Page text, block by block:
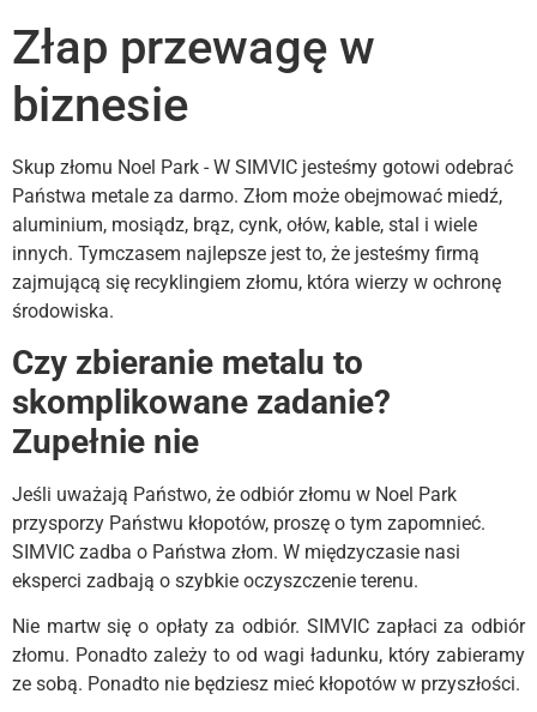
Złap przewagę w
biznesie
Skup złomu Noel Park - W SIMVIC jesteśmy gotowi odebrać
Państwa metale za darmo. Złom może obejmować miedź,
aluminium, mosiądz, brąz, cynk, ołów, kable, stal i wiele
innych. Tymczasem najlepsze jest to, że jesteśmy firmą
zajmującą się recyklingiem złomu, która wierzy w ochronę
środowiska.
Czy zbieranie metalu to
skomplikowane zadanie?
Zupełnie nie
Jeśli uważają Państwo, że odbiór złomu w Noel Park
przysporzy Państwu kłopotów, proszę o tym zapomnieć.
SIMVIC zadba o Państwa złom. W międzyczasie nasi
eksperci zadbają o szybkie oczyszczenie terenu.
Nie martw się o opłaty za odbiór. SIMVIC zapłaci za odbiór
złomu. Ponadto zależy to od wagi ładunku, który zabieramy
ze sobą. Ponadto nie będziesz mieć kłopotów w przyszłości.